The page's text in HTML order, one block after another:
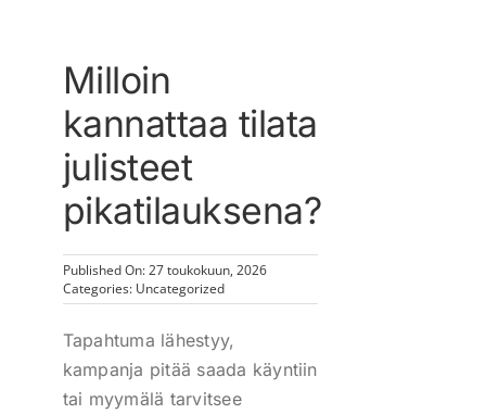
Milloin
kannattaa tilata
julisteet
pikatilauksena?
Published On: 27 toukokuun, 2026
Categories: Uncategorized
Tapahtuma lähestyy,
kampanja pitää saada käyntiin
tai myymälä tarvitsee